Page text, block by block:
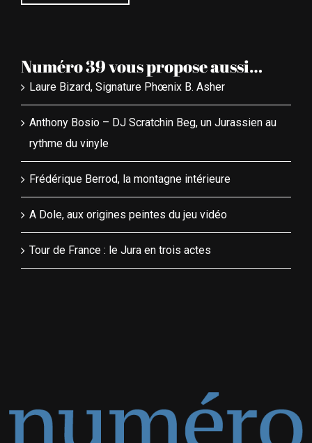
Numéro 39 vous propose aussi…
Laure Bizard, Signature Phœnix B. Asher
Anthony Bosio – DJ Scratchin Beg, un Jurassien au
rythme du vinyle
Frédérique Berrod, la montagne intérieure
A Dole, aux origines peintes du jeu vidéo
Tour de France : le Jura en trois actes